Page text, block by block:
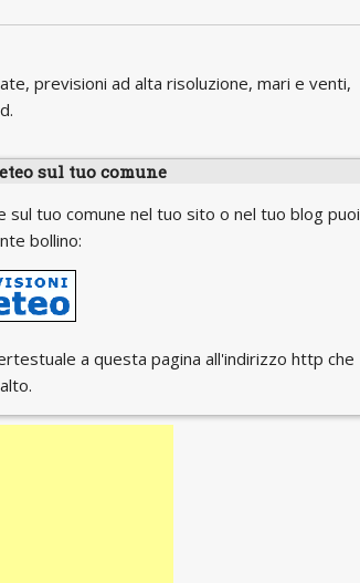
previsioni ad alta risoluzione, mari e venti,
sul tuo comune
tuo comune nel tuo sito o nel tuo blog puoi
bollino:
a questa pagina all'indirizzo http che